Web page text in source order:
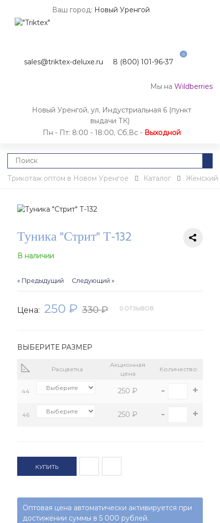
Ваш город: Новый Уренгой
0
8 (800) 101-96-37
sales@triktex-deluxe.ru
Мы на Wildberries
Новый Уренгой, ул, Индустриальная 6 (пункт
выдачи ТК)
Пн - Пт: 8:00 - 18:00, Сб,Вс - Выходной
Трикотаж оптом в Новом Уренгое Каталог Женский
Туника "Стрит" Т-132
В наличии
« Предыдущий Следующий »
Цена: 250 ₽ 330 ₽ 0 ОТЗЫВОВ
ВЫБЕРИТЕ РАЗМЕР
Расцветка
Акционная
цена
Количество:
44 250 ₽ - +
46 250 ₽ - +
КУПИТЬ
Оптовая цена автоматически активируется при
достижении суммы в 5 000 рублей.